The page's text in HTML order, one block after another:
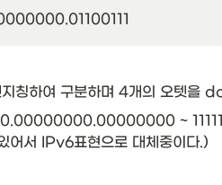
칭하여 구분하며 4개의 오텟을
~
어서 IPv6표현으로 대체중이다.)